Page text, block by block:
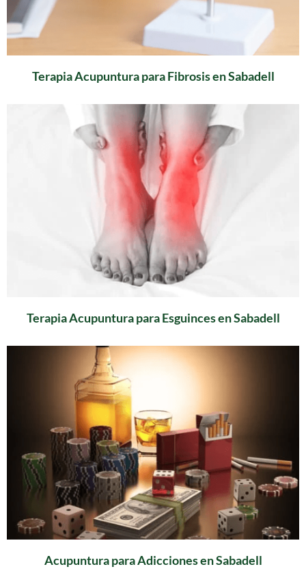
Terapia Acupuntura para Fibrosis en Sabadell
Terapia Acupuntura para Esguinces en Sabadell
Acupuntura para Adicciones en Sabadell